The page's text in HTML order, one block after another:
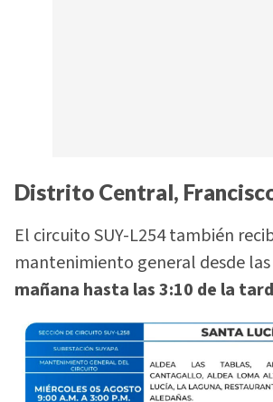
Distrito Central,
El circuito SUY-L254 también
mantenimiento general desde las
mañana hasta las 3:10 de la